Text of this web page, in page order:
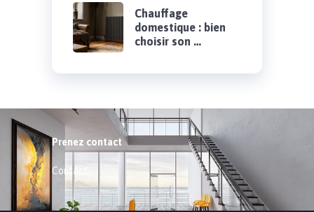
Chauffage
domestique : bien
choisir son …
Prenez contact
Contact